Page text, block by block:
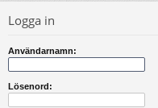
ar
er
Logga in
Användarnamn:
Lösenord: